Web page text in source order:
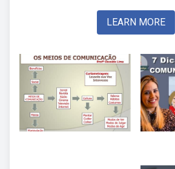
LEARN MORE